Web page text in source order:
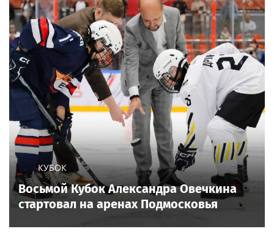
КУБОК
Восьмой Кубок Александра Овечкина
стартовал на аренах Подмосковья